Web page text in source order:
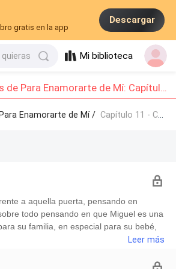
gratis en la app
Descargar
Mi biblioteca
Todos los capítulos de Para Enamorarte de Mí: Capítulo 11 - Capítulo 20
Enamorarte de Mí / Capítulo 11 - Capítulo 20
a aquella puerta, pensando en
todo pensando en que Miguel es una
su familia, en especial para su bebé,
no tiene intenciones para nada
dijo tu suegro, lucha gilipollas, lucha por
Leer más